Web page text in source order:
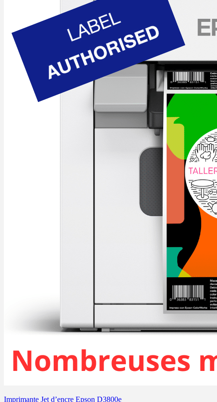
Imprimante Jet d’encre Epson D3800e